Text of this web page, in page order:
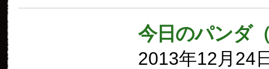
今日のパンダ
2013年12月24